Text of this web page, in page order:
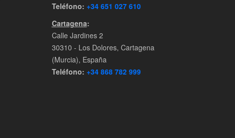
Teléfono: +34 651 027 610
Cartagena:
Calle Jardines 2
30310 - Los Dolores, Cartagena
(Murcia), España
Teléfono: +34 868 782 999